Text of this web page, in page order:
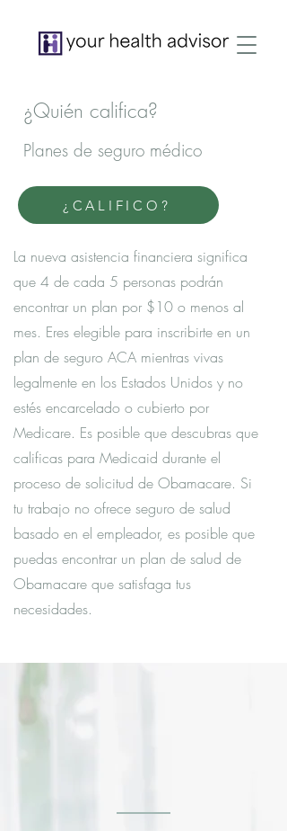
¿Quién califica?
Planes de seguro médico
¿CALIFICO?
La nueva asistencia financiera significa
que 4 de cada 5 personas podrán
encontrar un plan por $10 o menos al
mes. Eres elegible para inscribirte en un
plan de seguro ACA mientras vivas
legalmente en los Estados Unidos y no
estés encarcelado o cubierto por
Medicare. Es posible que descubras que
calificas para Medicaid durante el
proceso de solicitud de Obamacare. Si
tu trabajo no ofrece seguro de salud
basado en el empleador, es posible que
puedas encontrar un plan de salud de
Obamacare que satisfaga tus
necesidades.